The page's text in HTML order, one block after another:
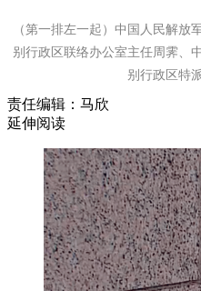
（第一排左一起）中国人民解
别行政区联络办公室主任周霁、
别行政区特
责任编辑：马欣
延伸阅读